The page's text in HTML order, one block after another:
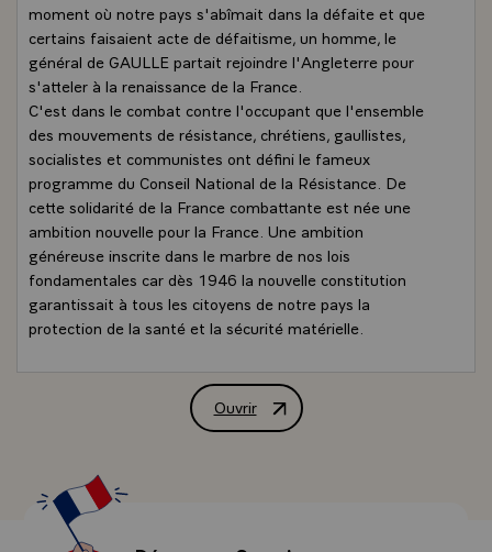
moment où notre pays s'abîmait dans la défaite et que
certains faisaient acte de défaitisme, un homme, le
général de GAULLE partait rejoindre l'Angleterre pour
s'atteler à la renaissance de la France.
C'est dans le combat contre l'occupant que l'ensemble
des mouvements de résistance, chrétiens, gaullistes,
socialistes et communistes ont défini le fameux
programme du Conseil National de la Résistance. De
cette solidarité de la France combattante est née une
ambition nouvelle pour la France. Une ambition
généreuse inscrite dans le marbre de nos lois
fondamentales car dès 1946 la nouvelle constitution
garantissait à tous les citoyens de notre pays la
protection de la santé et la sécurité matérielle.
Nation. Les Français y sont attachés, viscéralement
attachés, car il est le fruit de notre histoire et de nos
financière qui est le nôtre aujourd'hui, en tant que chef
de l'Etat, je suis le garant et mon devoir est d'être le
protecteur de notre modèle social.
Faut-il rappeler que dans notre pays, nous ne laissons pas
Ouvrir
Déclaration de M. Nicolas Sarkozy,